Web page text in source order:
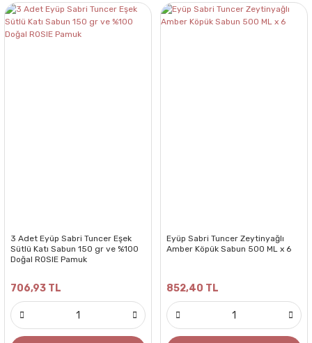
3 Adet Eyüp Sabri Tuncer Eşek
Sütlü Katı Sabun 150 gr ve %100
Doğal ROSIE Pamuk
706,93 TL
Eyüp Sabri Tuncer Zeytinyağlı
Amber Köpük Sabun 500 ML x 6
852,40 TL